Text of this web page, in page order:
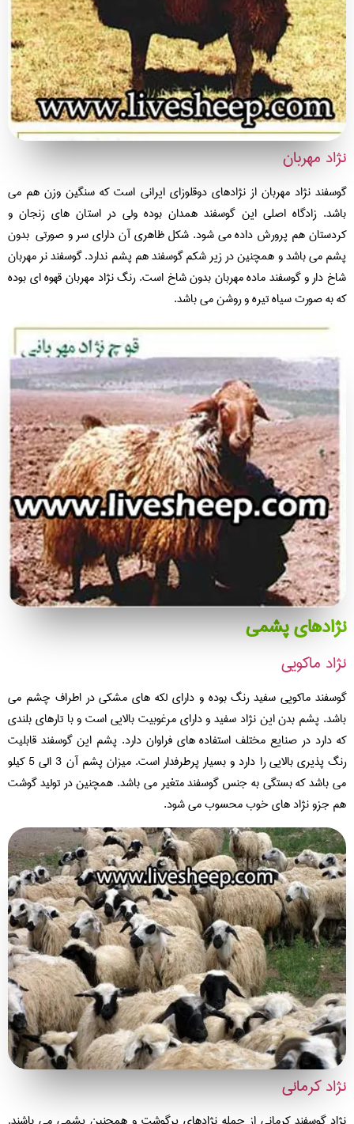
مهربان
نژاد مهربان از نژادهای دوقلوزای ایرانی است که سنگین وزن هم می
زادگاه اصلی این گوسفند همدان بوده ولی در استان های زنجان و
هم پرورش داده می شود. شکل ظاهری آن دارای سر و صورتی بدون
می باشد و همچنین در زیر شکم گوسفند هم پشم ندارد. گوسفند نر مهربان
دار و گوسفند ماده مهربان بدون شاخ است. رنگ نژاد مهربان قهوه ای بوده
به صورت سیاه تیره و روشن می باشد.
پشمی
ماکویی
ماکویی سفید رنگ بوده و دارای لکه های مشکی در اطراف چشم می
پشم بدن این نژاد سفید و دارای مرغوبیت بالایی است و با تارهای بلندی
دارد در صنایع مختلف استفاده های فراوان دارد. پشم این گوسفند قابلیت
رنگ پذیری بالایی را دارد و بسیار پرطرفدار است. میزان پشم آن 3 الی 5 کیلو
باشد که بستگی به جنس گوسفند متغیر می باشد. همچنین در تولید گوشت
جزو نژاد های خوب محسوب می شود.
کرمانی